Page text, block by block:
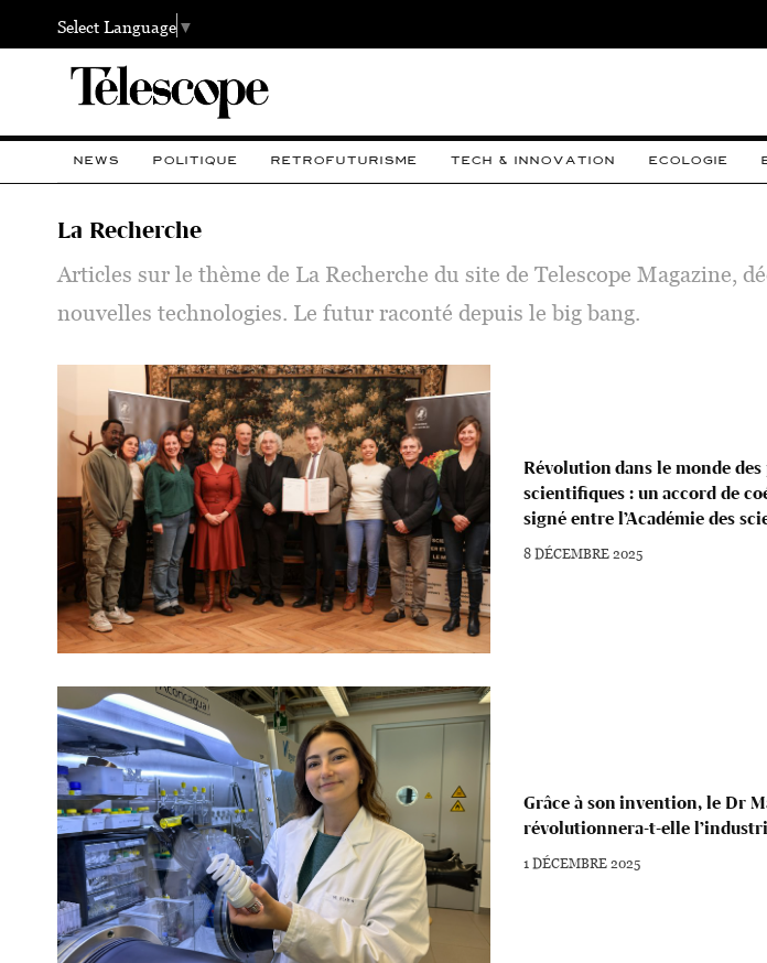
Select Language▼
NEWS POLITIQUE RETROFUTURISME TECH & INNOVATION ECOLOGIE
La Recherche
Articles sur le thème de La Recherche du site de Telescope Magazine,
nouvelles technologies. Le futur raconté depuis le big bang.
Révolution dans le monde
scientifiques : un accord de
signé entre l’Académie des
8 DÉCEMBRE 2025
Grâce à son invention, le Dr
révolutionnera-t-elle
1 DÉCEMBRE 2025